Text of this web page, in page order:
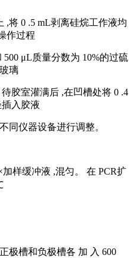
,将 0 .5 mL剥离硅烷工作液均
作过程
μL质量分数为 10%的过硫
璃
胶室灌满后 ,在凹槽处将 0 .4
入胶液
同仪器设备进行调整。
样缓冲液 ,混匀。 在 PCR扩
极槽和负极槽各 加 入 600